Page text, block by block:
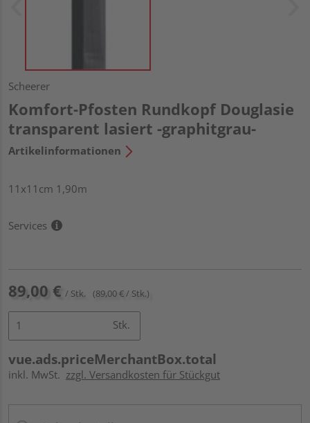
Scheerer
Komfort-Pfosten Rundkopf Douglasie
transparent lasiert -graphitgrau-
Artikelinformationen
11x11cm 1,90m
Services
89,00 € / Stk. (89,00 € / Stk.)
Stk.
vue.ads.priceMerchantBox.total
inkl. MwSt. zzgl. Versandkosten für Stückgut